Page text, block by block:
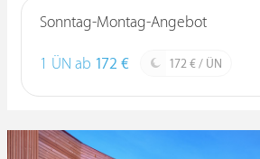
Sonntag-Montag-Angebot
1 ÜN ab 172 € 172 € / ÜN